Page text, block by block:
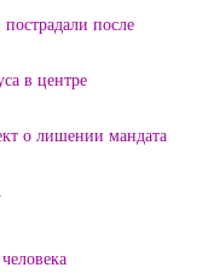
после
в центре
о лишении мандата